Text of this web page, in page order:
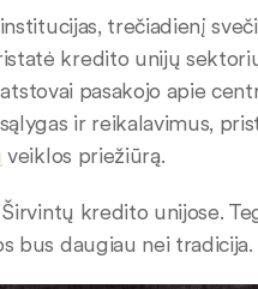
trečiadienį
kredito unijų
pasakojo apie
ir reikalavimus,
veiklos priežiūrą.
kredito unijose.
bus daugiau nei tradicija.